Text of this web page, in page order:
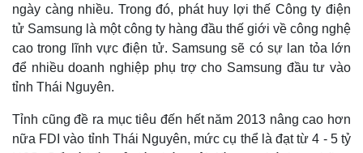
ngày càng nhiều. Trong đó, phát huy lợi thế Công ty điện
tử Samsung là một công ty hàng đầu thế giới về công nghệ
cao trong lĩnh vực điện tử. Samsung sẽ có sự lan tỏa lớn
để nhiều doanh nghiệp phụ trợ cho Samsung đầu tư vào
tỉnh Thái Nguyên.
Tỉnh cũng đề ra mục tiêu đến hết năm 2013 nâng cao hơn
nữa FDI vào tỉnh Thái Nguyên, mức cụ thể là đạt từ 4 - 5 tỷ